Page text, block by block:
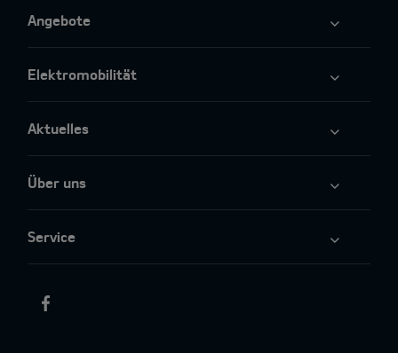
Angebote
Elektromobilität
Aktuelles
Über uns
Service